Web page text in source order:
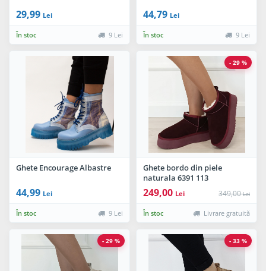
29,99 Lei
În stoc 9 Lei
44,79 Lei
În stoc 9 Lei
Ghete Encourage Albastre
44,99 Lei
În stoc 9 Lei
Ghete bordo din piele
naturala 6391 113
249,00 Lei 349,00Lei
În stoc Livrare gratuită
- 29 %
- 29 % - 33 %